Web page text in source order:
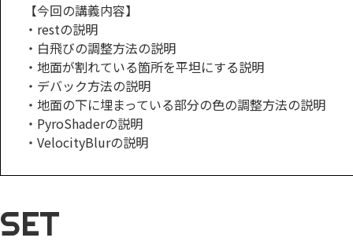
【今回の講義内容】
・restの説明
・白飛びの調整方法の説明
・地面が割れている箇所を平坦にする説明
・デバック方法の説明
・地面の下に埋まっている部分の色の調整方法の説明
・PyroShaderの説明
・VelocityBlurの説明
SET